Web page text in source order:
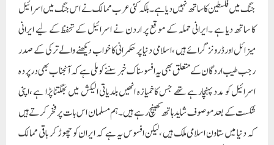
جنگ میں فلسطین کا ساتھ نہیں دیا ہے ۔بلکہ کئی عرب ممالک نے اس جنگ میں اسرائیل
کا ساتھ دیا ہے ۔ایرانی حملہ کے موقع پر اردن نے اسرائیل کے تحفظ کے لیے ایرانی
میزائل اور ڈرونز گرائے ہیں ، اسلامی دنیا پر حکمرانی کا خواب دیکھنے والے ترکی کے صدر
رجب طیب اردگان کے متعلق بھی یہ افسوسناک خبر سننے کو ملی ہے کہ آنجناب بھی درپردہ
اسرائیل کو مدد پہنچارہے تھے جس کا خمیازہ انھیں بلدیاتی الیکش میں بھگتنا پڑا ہے ،اپنی
شکست کے بعد موصوف شاید ہاتھ کھینچ رہے ہیں۔ہم مسلمان اس بات پر فخر کرتے ہیں
کہ دنیا میں ستاون اسلامی ملک ہیں ،لیکن افسوس یہ ہے کہ ایران کو چھوڑ کر باقی ممالک